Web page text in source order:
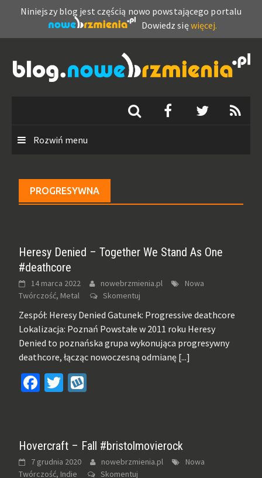
Niniejszy blog jest częścią nowo powstającego portalu
Dowiedz sięwięcej.
content
Rozwiń menu
PROGRESYWNA
Heresy Denied – Together We Stand As One
#deathcore
14 marca 2022 nowebrzmienia.pl
Nowa
Twórczość, Metal
Skomentuj
Zespół: Heresy Denied Gatunek: Progressive deathcore
Lokalizacja: Poznań Powstałe w 2011 roku Heresy
Denied to poznańska grupa wykonująca progresywny
deathcore, łącząc nowoczesną odmianę [...]
Facebook
Twitter
Hovercraft – Fall #bristolmovierock
7 grudnia 2020 nowebrzmienia.pl
Nowa
Twórczość, Indie
Skomentuj